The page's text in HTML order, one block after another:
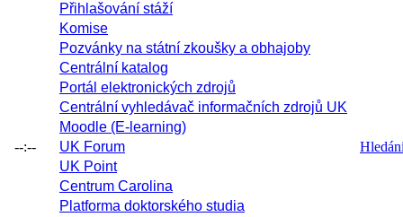
--:--
Přihlašování stáží
Komise
Pozvánky na státní zkoušky a obhajoby
Centrální katalog
Portál elektronických zdrojů
Centrální vyhledávač informačních zdrojů UK
Moodle (E-learning)
UK Forum
UK Point
Centrum Carolina
Platforma doktorského studia